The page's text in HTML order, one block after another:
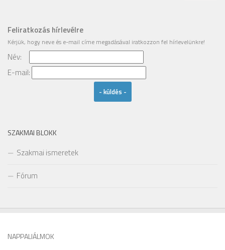
Feliratkozás hírlevélre
Kérjük, hogy neve és e-mail címe megadásával iratkozzon fel hírlevelünkre!
Név:
E-mail:
SZAKMAI BLOKK
Szakmai ismeretek
Fórum
NAPPALIÁLMOK